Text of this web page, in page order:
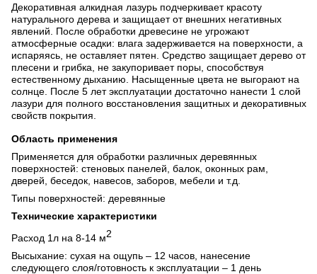
Декоративная алкидная лазурь подчеркивает красоту
натурального дерева и защищает от внешних негативных
явлений. После обработки древесине не угрожают
атмосферные осадки: влага задерживается на поверхности, а
испаряясь, не оставляет пятен. Средство защищает дерево от
плесени и грибка, не закупоривает поры, способствуя
естественному дыханию. Насыщенные цвета не выгорают на
солнце. После 5 лет эксплуатации достаточно нанести 1 слой
лазури для полного восстановления защитных и декоративных
свойств покрытия.
Область применения
Применяется для обработки различных деревянных
поверхностей: стеновых панелей, балок, оконных рам,
дверей, беседок, навесов, заборов, мебели и т.д.
Типы поверхностей: деревянные
Технические характеристики
Расход 1л на 8-14 м2
Высыхание: сухая на ощупь – 12 часов, нанесение
следующего слоя/готовность к эксплуатации – 1 день